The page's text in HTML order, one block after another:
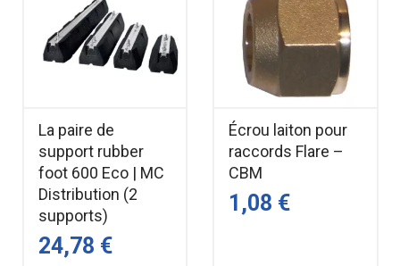
La paire de
support rubber
foot 600 Eco | MC
Distribution (2
supports)
24,78 €
Écrou laiton pour
raccords Flare –
CBM
1,08 €